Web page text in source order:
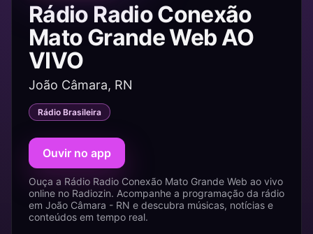
Rádio Radio Conexão
Mato Grande Web AO
VIVO
João Câmara, RN
Rádio Brasileira
Ouvir no app
Ouça a Rádio Radio Conexão Mato Grande Web ao vivo
online no Radiozin. Acompanhe a programação da rádio
em João Câmara - RN e descubra músicas, notícias e
conteúdos em tempo real.